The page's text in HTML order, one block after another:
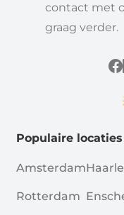
contact met
graag verder.
Populaire locaties
Amsterdam
Rotterdam